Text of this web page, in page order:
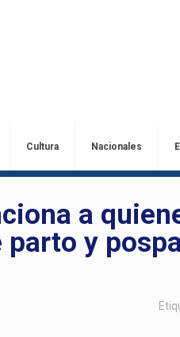
Cultura Nacionales
a
parto y